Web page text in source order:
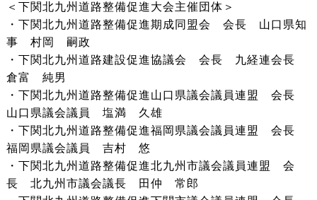
＜下関北九州道路整備促進大会主催団体＞
・下関北九州道路整備促進期成同盟会 会長 山口県知
事 村岡 嗣政
・下関北九州道路建設促進協議会 会長 九経連会長
倉富 純男
・下関北九州道路整備促進山口県議会議員連盟 会長
山口県議会議員 塩満 久雄
・下関北九州道路整備促進福岡県議会議員連盟 会長
福岡県議会議員 吉村 悠
・下関北九州道路整備促進北九州市議会議員連盟 会
長 北九州市議会議長 田仲 常郎